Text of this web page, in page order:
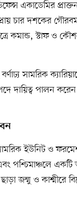
একাডেমির প্রাক্তন
চার দশকের
কমান্ড, স্টাফ ও
সামরিক
দায়িত্ব পালন
ইউনিট ও
পশ্চিমাঞ্চলে একটি
জম্মু ও কাশ্মীরে